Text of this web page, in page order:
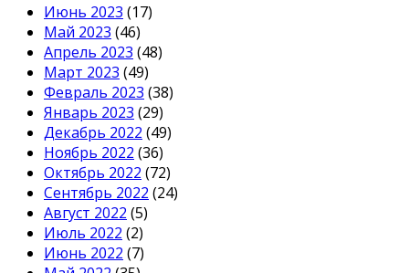
Июнь 2023 (17)
Май 2023 (46)
Апрель 2023 (48)
Март 2023 (49)
Февраль 2023 (38)
Январь 2023 (29)
Декабрь 2022 (49)
Ноябрь 2022 (36)
Октябрь 2022 (72)
Сентябрь 2022 (24)
Август 2022 (5)
Июль 2022 (2)
Июнь 2022 (7)